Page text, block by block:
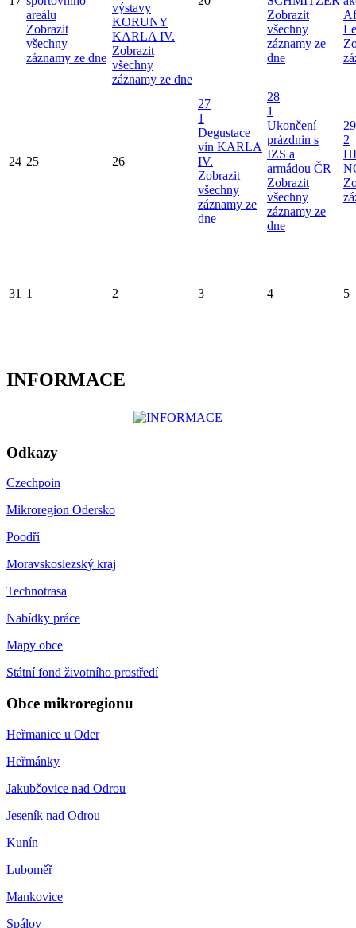
areálu
Zobrazit
všechny
záznamy ze dne
výstavy
KORUNY
KARLA IV.
Zobrazit
všechny
záznamy ze dne
Zobrazit
všechny
záznamy ze
dne
24 25 26
27
1
Degustace
vín KARLA
IV.
Zobrazit
všechny
záznamy ze
dne
28
1
Ukončení
prázdnin s
IZS a
armádou ČR
Zobrazit
všechny
záznamy ze
dne
29
2
31 1 2 3 4 5
INFORMACE
Odkazy
Czechpoin
Mikroregion Odersko
Poodří
Moravskoslezský kraj
Technotrasa
Nabídky práce
Mapy obce
Státní fond životního prostředí
Obce mikroregionu
Heřmanice u Oder
Heřmánky
Jakubčovice nad Odrou
Jeseník nad Odrou
Kunín
Luboměř
Mankovice
Spálov